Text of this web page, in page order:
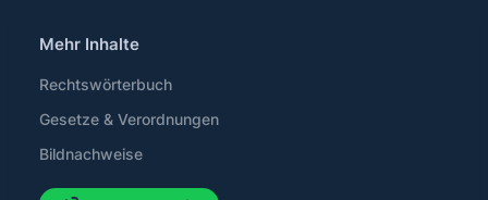
Mehr Inhalte
Rechtswörterbuch
Gesetze & Verordnungen
Bildnachweise